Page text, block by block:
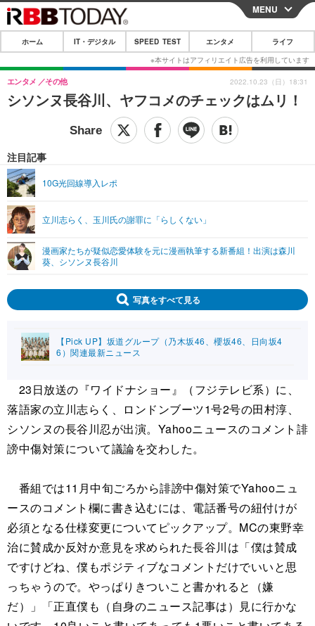
CLOSE
ホーム
IT・デジタル
IT・デジタルTOP スマートフォン
ネタ ガジェット・ツール
SPEED TEST
音楽
グラビア ブログ
ライフ
ペット
その他
リリース一覧
プッシュ通知の停止方法
MENU
ホーム IT・デジタル SPEED TEST エンタメ ライフ
シソンヌ長谷川、ヤフコメのチェックはムリ！
エンタメ その他
注目記事
10G光回線導入レポ
立川志らく、玉川氏の謝罪に「らしくない」
漫画家たちが疑似恋愛体験を元に漫画執筆する新番組！出演は森川
葵、シソンヌ長谷川
2022.10.23（日）18:31
写真をすべて見る
【Pick UP】坂道グループ（乃木坂46、櫻坂46、日向坂4
6）関連最新ニュース
23日放送の『ワイドナショー』（フジテレビ系）に、
落語家の立川志らく、ロンドンブーツ1号2号の田村淳、
シソンヌの長谷川忍が出演。Yahooニュースのコメント誹
謗中傷対策について議論を交わした。
番組では11月中旬ごろから誹謗中傷対策でYahooニュ
ースのコメント欄に書き込むには、電話番号の紐付けが
必須となる仕様変更についてピックアップ。MCの東野幸
治に賛成か反対か意見を求められた長谷川は「僕は賛成
ですけどね、僕もポジティブなコメントだけでいいと思
っちゃうので。やっぱりきついこと書かれると（嫌
だ）」「正直僕も（自身のニュース記事は）見に行かな